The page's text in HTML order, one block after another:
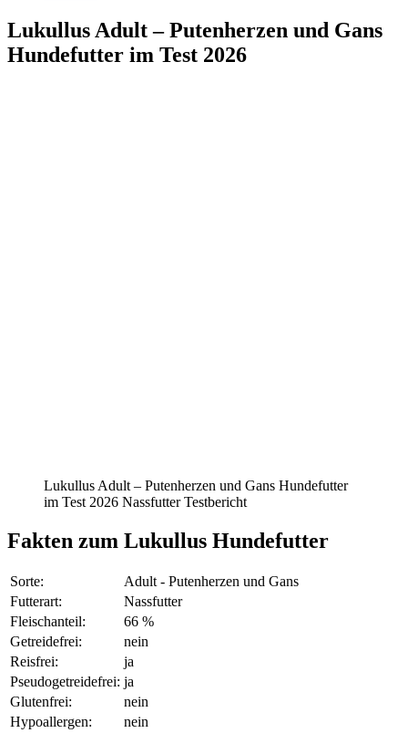
Lukullus Adult – Putenherzen und Gans
Hundefutter im Test 2026
Lukullus Adult – Putenherzen und Gans Hundefutter
im Test 2026 Nassfutter Testbericht
Fakten zum Lukullus Hundefutter
Sorte:
Adult - Putenherzen und Gans
Futterart:
Nassfutter
Fleischanteil:
66 %
Getreidefrei:
nein
Reisfrei:
ja
Pseudogetreidefrei: ja
Glutenfrei:
nein
Hypoallergen:
nein